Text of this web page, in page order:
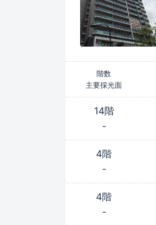
階数
主要採光面
14階
-
4階
-
4階
-